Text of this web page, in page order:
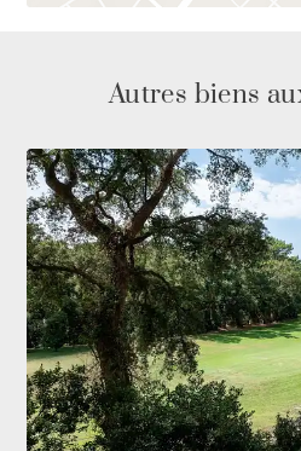
Autres biens